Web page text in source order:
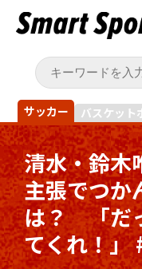
サッカー バスケット
清水・鈴木
主張でつか
は？ 「だ
てくれ！」